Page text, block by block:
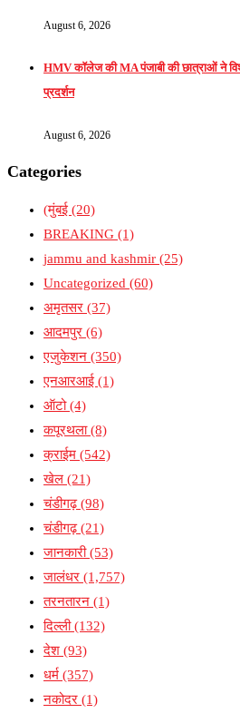
August 6, 2026
HMV कॉलेज की MA पंजाबी की छात्राओं ने
प्रदर्शन
August 6, 2026
Categories
(मुंबई (20)
BREAKING (1)
jammu and kashmir (25)
Uncategorized (60)
अमृतसर (37)
आदमपुर (6)
एजुकेशन (350)
एनआरआई (1)
ऑटो(4)
कपूरथला(8)
क्राईम (542)
खेल (21)
चंडीगढ़(98)
चंडीगढ़(21)
जानकारी(53)
जालंधर (1,757)
तरनतारन (1)
दिल्ली(132)
देश (93)
धर्म (357)
नकोदर (1)